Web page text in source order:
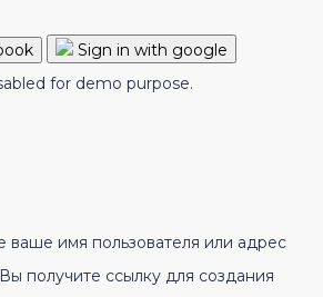
Sign in with google
for demo purpose.
ваше имя пользователя или адрес
получите ссылку для создания